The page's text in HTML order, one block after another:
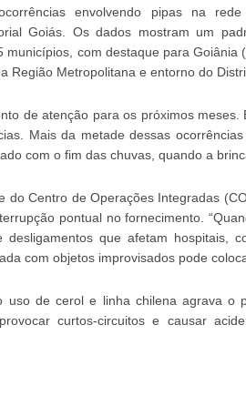
envolvendo pipas na
Goiás. Os dados mostram um
municípios, com destaque para Goiânia
Região Metropolitana e entorno do
de atenção para os próximos
Mais da metade dessas
com o fim das chuvas, quando a
do Centro de Operações Integradas
pontual no fornecimento.
desligamentos que afetam hospitais,
com objetos improvisados pode
uso de cerol e linha chilena agrava o
curtos-circuitos e causar